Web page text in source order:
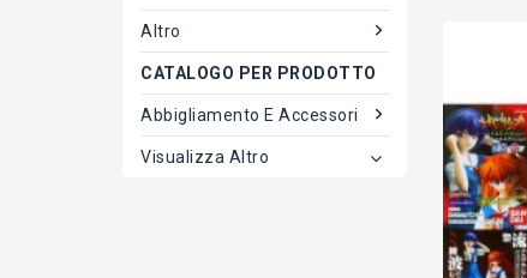
Altro
CATALOGO PER PRODOTTO
Abbigliamento E Accessori
Visualizza Altro